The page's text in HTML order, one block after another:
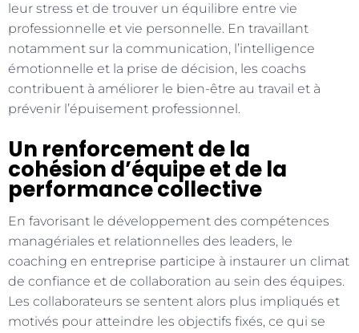
leur stress et de trouver un équilibre entre vie
professionnelle et vie personnelle. En travaillant
notamment sur la communication, l’intelligence
émotionnelle et la prise de décision, les coachs
contribuent à améliorer le bien-être au travail et à
prévenir l’épuisement professionnel.
Un renforcement de la
cohésion d’équipe et de la
performance collective
En favorisant le développement des compétences
managériales et relationnelles des leaders, le
coaching en entreprise participe à instaurer un climat
de confiance et de collaboration au sein des équipes.
Les collaborateurs se sentent alors plus impliqués et
motivés pour atteindre les objectifs fixés, ce qui se